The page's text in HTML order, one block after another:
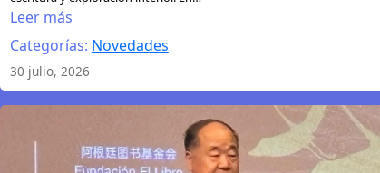
Leer más
el
olfato
encuentra
las
palabras
Categorías: Novedades
30 julio, 2026